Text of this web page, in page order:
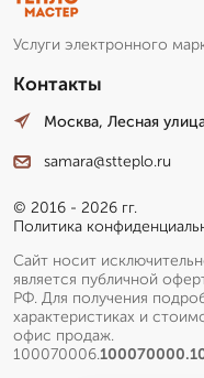
Услуги электронного
Контакты
Москва, Лесная
samara@stteplo.ru
© 2016 - 2026 гг.
Политика
Сайт носит
является публичной
РФ. Для получения
характеристиках и
офис продаж.
100070006.